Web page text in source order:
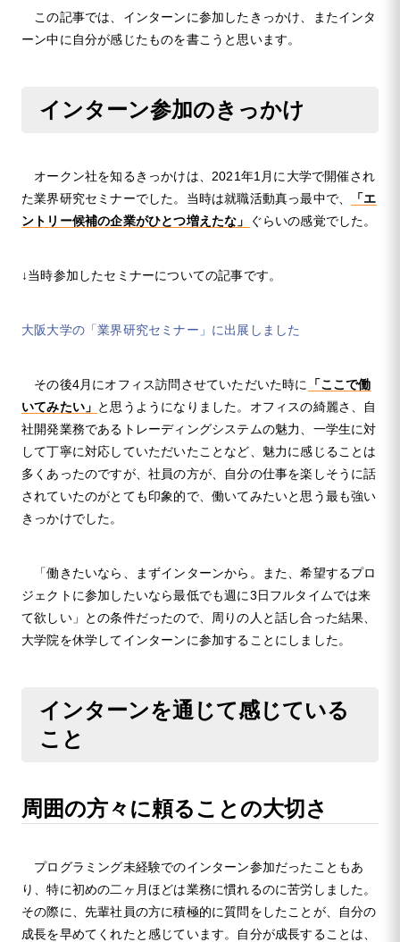
この記事では、インターンに参加したきっかけ、またインタ
ーン中に自分が感じたものを書こうと思います。
インターン参加のきっかけ
オークン社を知るきっかけは、2021年1月に大学で開催され
た業界研究セミナーでした。当時は就職活動真っ最中で、
「エ
ントリー候補の企業がひとつ増えたな」
ぐらいの感覚でした。
↓当時参加したセミナーについての記事です。
大阪大学の「業界研究セミナー」に出展しました
その後4月にオフィス訪問させていただいた時に
「ここで働
いてみたい」 と思うようになりました。オフィスの綺麗さ、自
社開発業務であるトレーディングシステムの魅力、一学生に対
して丁寧に対応していただいたことなど、魅力に感じることは
多くあったのですが、社員の方が、自分の仕事を楽しそうに話
されていたのがとても印象的で、働いてみたいと思う最も強い
きっかけでした。
「働きたいなら、まずインターンから。また、希望するプロ
ジェクトに参加したいなら最低でも週に3日フルタイムでは来
て欲しい」との条件だったので、周りの人と話し合った結果、
大学院を休学してインターンに参加することにしました。
インターンを通じて感じている
こと
周囲の方々に頼ることの大切さ
プログラミング未経験でのインターン参加だったこともあ
り、特に初めの二ヶ月ほどは業務に慣れるのに苦労しました。
その際に、先輩社員の方に積極的に質問をしたことが、自分の
成長を早めてくれたと感じています。自分が成長することは、